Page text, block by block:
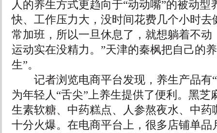
人的养生方式更趋向于“动动嘴”的被动型
快、工作压力大，没时间花费几个小时去
常加班，所以一旦休息了，就想躺着不动
运动实在没精力。”天津的秦枫把自己的
生”。
记者浏览电商平台发现，养生产品有“
为年轻人“舌尖”上养生提供了便利。黑芝
生素软糖、中药糕点、人参熬夜水、中药
十分火爆。在电商平台上，很多店铺单品